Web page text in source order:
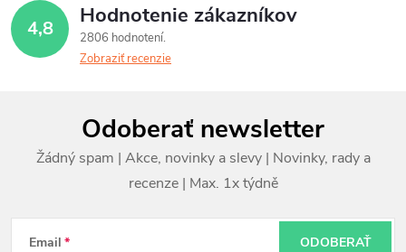
4,8 Hodnotenie zákazníkov
2806 hodnotení
Zobraziť recenzie
ä
Odoberať newsletter
Email ODOBERAŤ